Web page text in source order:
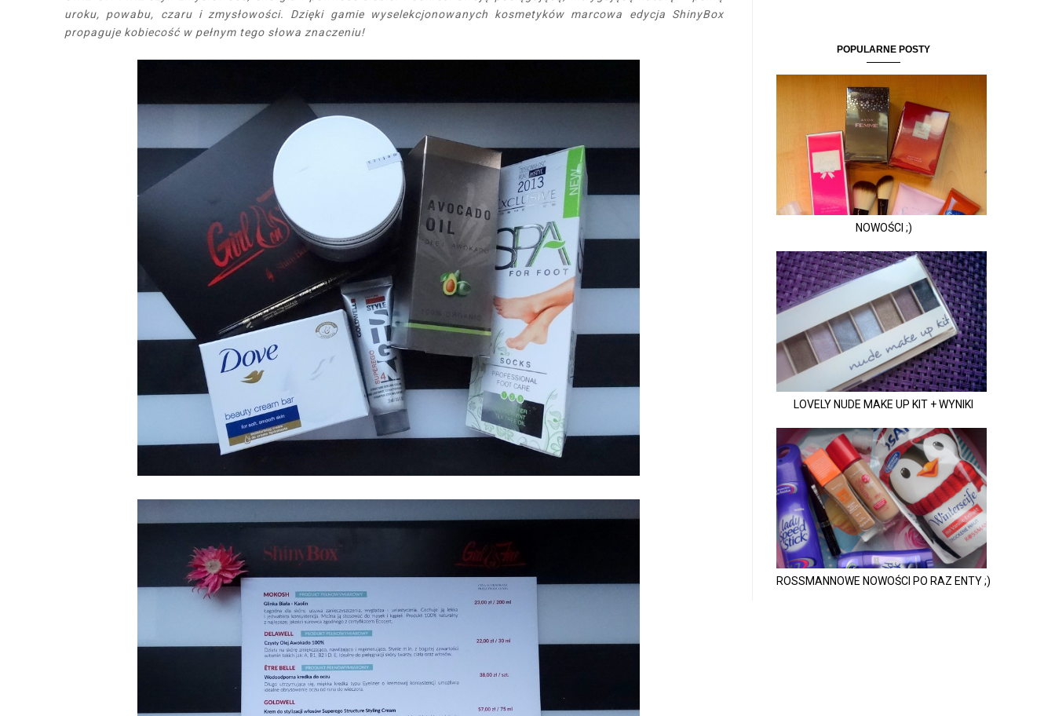
uroku, powabu, czaru i zmysłowości. Dzięki gamie wyselekcjonowanych kosmetyków marcowa edycja ShinyBox
propaguje kobiecość w pełnym tego słowa znaczeniu!
POPULARNE POSTY
NOWOŚCI ;)
LOVELY NUDE MAKE UP KIT + WYNIKI
ROSSMANNOWE NOWOŚCI PO RAZ ENTY ;)